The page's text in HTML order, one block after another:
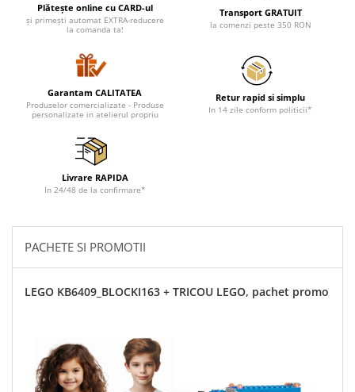
Plătește online cu CARD-ul
și primești automat EXTRA-reducere
la comanda ta!
Transport GRATUIT
la comenzi peste 350 RON
Garantam CALITATEA
Produselor comercializate - Produse
personalizate in atelierul propriu
Retur rapid si simplu
In 14 zile conform politicii*
Livrare RAPIDA
In 24/48 de la confirmare*
PACHETE SI PROMOTII
LEGO KB6409_BLOCKI163 + TRICOU LEGO, pachet promo